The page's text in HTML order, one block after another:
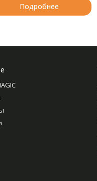
Подробнее